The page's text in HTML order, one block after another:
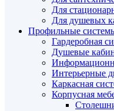
Для
Для душевых
Профильные
Гардеробная
Душевые
Интерьерные
Каркасная
Корпусная